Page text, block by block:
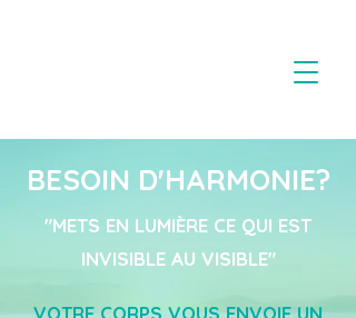
BESOIN D'HARMONIE?
"METS EN LUMIÈRE CE QUI EST
INVISIBLE AU VISIBLE"
VOTRE CORPS VOUS ENVOIE UN